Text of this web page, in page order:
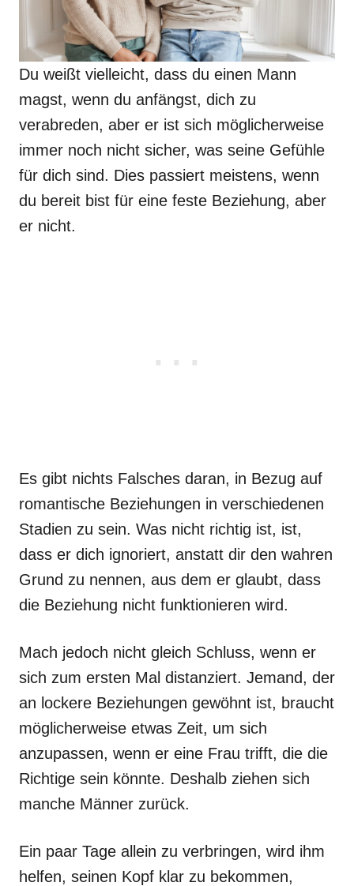
Du weißt vielleicht, dass du einen Mann
magst, wenn du anfängst, dich zu
verabreden, aber er ist sich möglicherweise
immer noch nicht sicher, was seine Gefühle
für dich sind. Dies passiert meistens, wenn
du bereit bist für eine feste Beziehung, aber
er nicht.
Es gibt nichts Falsches daran, in Bezug auf
romantische Beziehungen in verschiedenen
Stadien zu sein. Was nicht richtig ist, ist,
dass er dich ignoriert, anstatt dir den wahren
Grund zu nennen, aus dem er glaubt, dass
die Beziehung nicht funktionieren wird.
Mach jedoch nicht gleich Schluss, wenn er
sich zum ersten Mal distanziert. Jemand, der
an lockere Beziehungen gewöhnt ist, braucht
möglicherweise etwas Zeit, um sich
anzupassen, wenn er eine Frau trifft, die die
Richtige sein könnte. Deshalb ziehen sich
manche Männer zurück.
Ein paar Tage allein zu verbringen, wird ihm
helfen, seinen Kopf klar zu bekommen,